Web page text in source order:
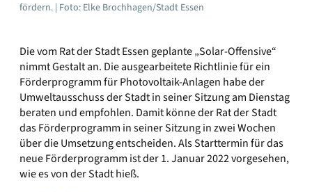
fördern. | Foto: Elke Brochhagen/Stadt Essen
Die vom Rat der Stadt Essen geplante „Solar-Offensive“
nimmt Gestalt an. Die ausgearbeitete Richtlinie für ein
Förderprogramm für Photovoltaik-Anlagen habe der
Umweltausschuss der Stadt in seiner Sitzung am Dienstag
beraten und empfohlen. Damit könne der Rat der Stadt
das Förderprogramm in seiner Sitzung in zwei Wochen
über die Umsetzung entscheiden. Als Starttermin für das
neue Förderprogramm ist der 1. Januar 2022 vorgesehen,
wie es von der Stadt hieß.